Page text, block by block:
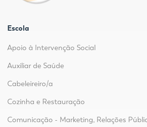
Escola
Apoio à Intervenção Social
Auxiliar de Saúde
Cabeleireiro/a
Cozinha e Restauração
Comunicação - Marketing, Relações